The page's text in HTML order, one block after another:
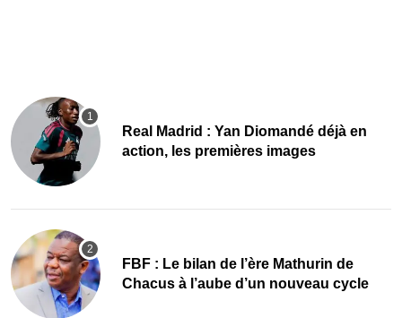
Real Madrid : Yan Diomandé déjà en
action, les premières images
FBF : Le bilan de l’ère Mathurin de
Chacus à l’aube d’un nouveau cycle